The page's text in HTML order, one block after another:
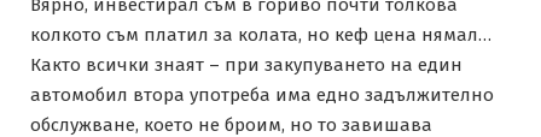
Вярно, инвестирал съм в гориво почти толкова
колкото съм платил за колата, но кеф цена нямал…
Както всички знаят – при закупуването на един
автомобил втора употреба има едно задължително
обслужване, което не броим, но то завишава